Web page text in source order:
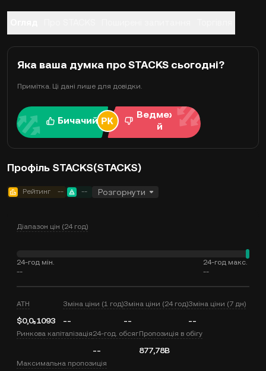
Яка ваша думка про STACKS сьогодні?
Примітка. Ці дані лише для довідки.
Бичачий
Ведмежи
й
Профіль STACKS(STACKS)
Рейтинг -- -- Розгорнути
Діапазон цін (24 год)
24-год мін.
--
24-год макс.
--
ATH
$0,0₅1093
Зміна ціни (1 год)
--
Зміна ціни (24 год)
--
Зміна ціни (7 дн)
--
Ринкова капіталізація24-год. обсяг
--
Пропозиція в обігу
877,78B
Максимальна пропозиція